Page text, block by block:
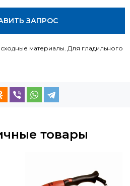
ЗАПРОС
материалы, Для гладильного
товары